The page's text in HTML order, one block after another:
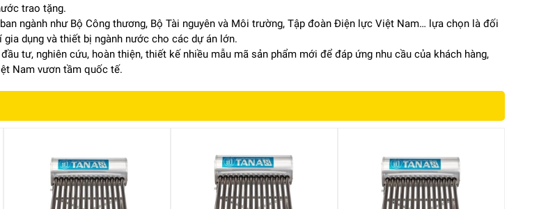
trao tặng.
ngành như Bộ Công thương, Bộ Tài nguyên và Môi trường, Tập đoàn Điện lực Việt Nam… lựa chọn là đối
dụng và thiết bị ngành nước cho các dự án lớn.
tư, nghiên cứu, hoàn thiện, thiết kế nhiều mẫu mã sản phẩm mới để đáp ứng nhu cầu của khách hàng,
Nam vươn tầm quốc tế.